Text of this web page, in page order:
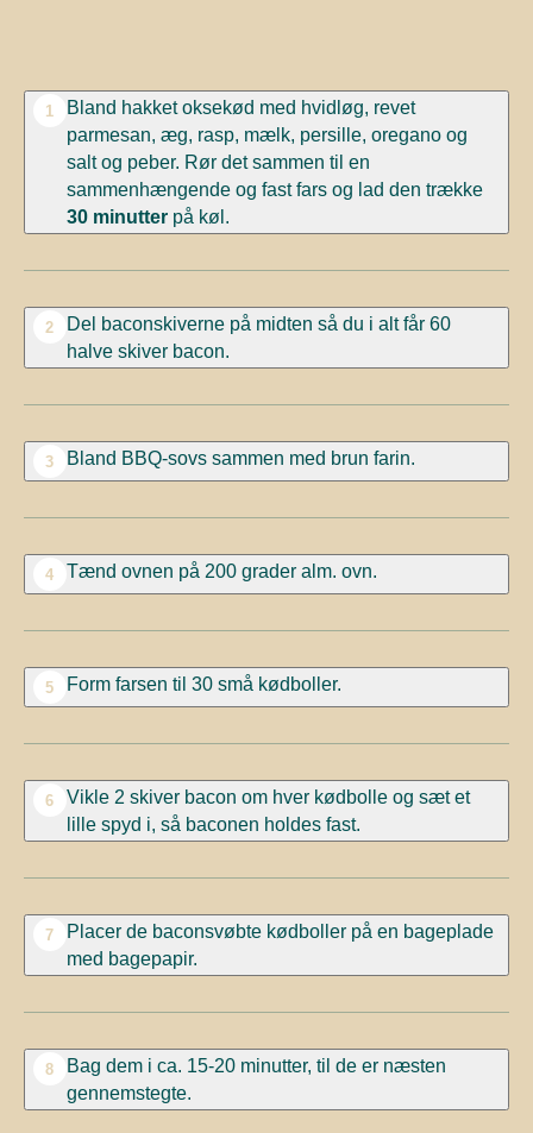
1
Bland hakket oksekød med hvidløg, revet
parmesan, æg, rasp, mælk, persille, oregano og
salt og peber. Rør det sammen til en
sammenhængende og fast fars og lad den trække
30 minutterpå køl.
2
Del baconskiverne på midten så du i alt får 60
halve skiver bacon.
3 Bland BBQ-sovs sammen med brun farin.
4 Tænd ovnen på 200 grader alm. ovn.
5 Form farsen til 30 små kødboller.
6
Vikle 2 skiver bacon om hver kødbolle og sæt et
lille spyd i, så baconen holdes fast.
7
Placer de baconsvøbte kødboller på en bageplade
med bagepapir.
8
Bag dem i ca. 15-20 minutter, til de er næsten
gennemstegte.